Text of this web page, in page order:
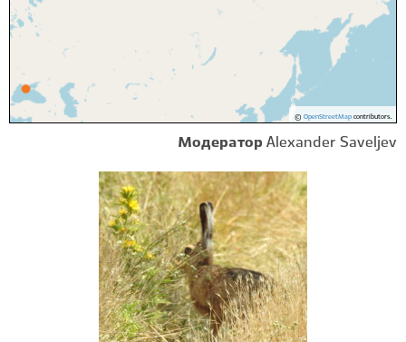
© OpenStreetMapcontributors.
Модератор Alexander Saveljev